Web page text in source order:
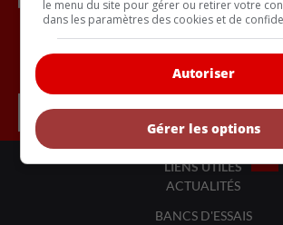
LIENS UTILES
ACTUALITÉS
BANCS D'ESSAIS
le menu du site pour gérer ou retirer votre
dans les paramètres des cookies et de
Autoriser
Gérer les options